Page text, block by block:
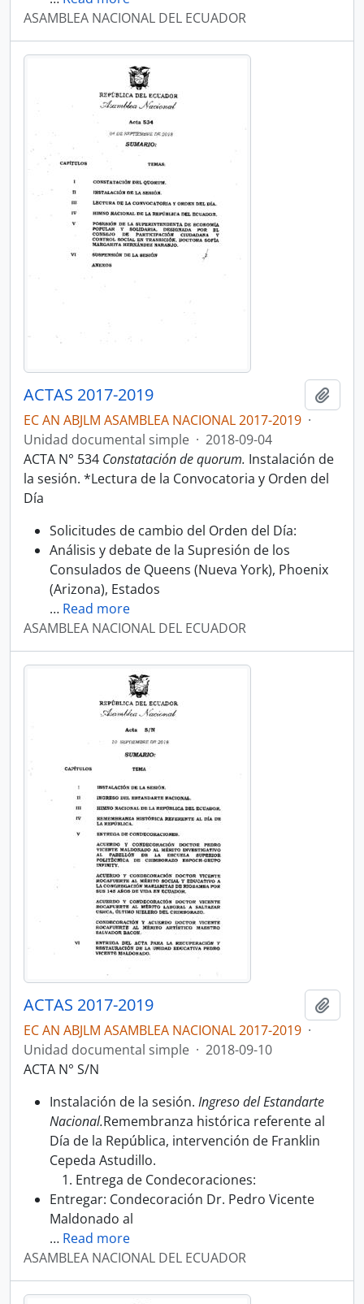
ASAMBLEA NACIONAL DEL ECUADOR
ACTAS 2017-2019
EC AN ABJLM ASAMBLEA NACIONAL 2017-2019 ·
Unidad documental simple · 2018-09-04
ACTA N° 534 Constatación de quorum. Instalación de
la sesión. *Lectura de la Convocatoria y Orden del
Día
Solicitudes de cambio del Orden del Día:
Análisis y debate de la Supresión de los
Consulados de Queens (Nueva York), Phoenix
(Arizona), Estados
… Read more
ASAMBLEA NACIONAL DEL ECUADOR
ACTAS 2017-2019
EC AN ABJLM ASAMBLEA NACIONAL 2017-2019 ·
Unidad documental simple · 2018-09-10
ACTA N° S/N
Instalación de la sesión. Ingreso del Estandarte
Nacional.Remembranza histórica referente al
Día de la República, intervención de Franklin
Cepeda Astudillo.
Entrega de Condecoraciones:
Entregar: Condecoración Dr. Pedro Vicente
Maldonado al
… Read more
ASAMBLEA NACIONAL DEL ECUADOR